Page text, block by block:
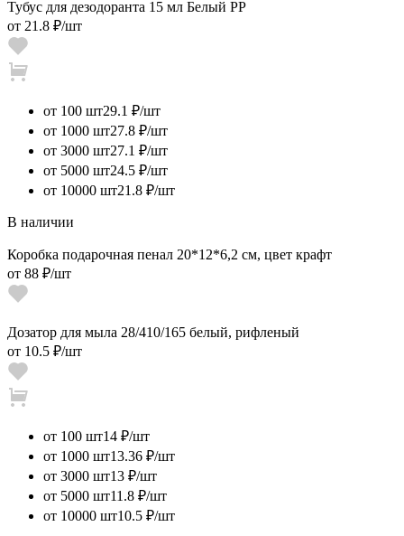
Тубус для дезодоранта 15 мл Белый PP
от 21.8 ₽/шт
от 100 шт29.1 ₽/шт
от 1000 шт27.8 ₽/шт
от 3000 шт27.1 ₽/шт
от 5000 шт24.5 ₽/шт
от 10000 шт21.8 ₽/шт
В наличии
Коробка подарочная пенал 20*12*6,2 см, цвет крафт
от 88 ₽/шт
Дозатор для мыла 28/410/165 белый, рифленый
от 10.5 ₽/шт
от 100 шт14 ₽/шт
от 1000 шт13.36 ₽/шт
от 3000 шт13 ₽/шт
от 5000 шт11.8 ₽/шт
от 10000 шт10.5 ₽/шт